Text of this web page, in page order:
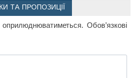
ТА ПРОПОЗИЦІЇ
Обов’язкові